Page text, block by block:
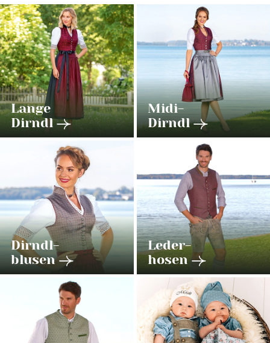
Lange
Dirndl
Midi-
Dirndl
Dirndl-
blusen
Leder-
hosen